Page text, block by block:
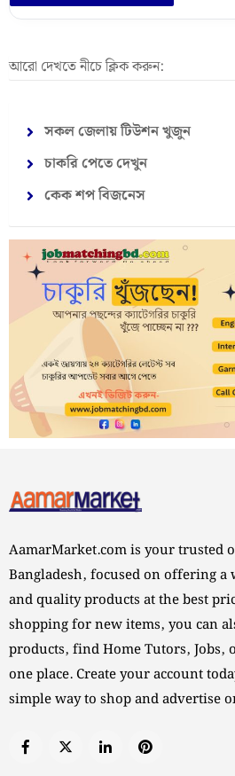
আরো দেখতে নীচে ক্লিক করুন:
সকল জেলায় টিউশন খুজুন
চাকরি পেতে দেখুন
কেক শপ বিজনেস
AamarMarket.com is your trusted
Bangladesh, focused on offering
and quality products at the best
shopping for new items, you can
products, find Home Tutors,
one place. Create your account
simple way to shop and advertise